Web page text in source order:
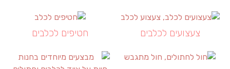
צעצועים לכלבים חטיפים לכלבים